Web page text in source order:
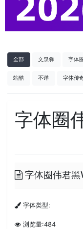
全部 文泉驿 字体
站酷 不详 字体传
字体圈
字体圈伟君黑
字体类型:
浏览量:484